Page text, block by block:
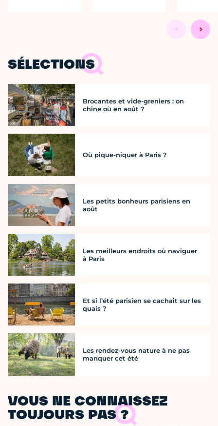
SÉLECTIONS
Brocantes et vide-greniers : on
chine où en août ?
Où pique-niquer à Paris ?
Les petits bonheurs parisiens en
août
Les meilleurs endroits où naviguer
à Paris
Et si l’été parisien se cachait sur les
quais ?
Les rendez-vous nature à ne pas
manquer cet été
VOUS NE CONNAISSEZ
TOUJOURS PAS ?